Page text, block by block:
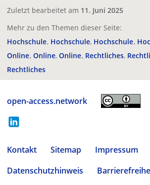
Zuletzt bearbeitet am 11. Juni 2025
Mehr zu den Themen dieser Seite:
Hochschule Hochschule Hochschule
Online Online Online Rechtliches
Rechtliches
open-access.network
Kontakt Sitemap
Impressum
Datenschutzhinweis